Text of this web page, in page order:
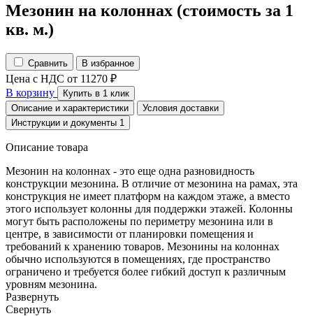
Мезонин на колоннах (стоимость за 1
кв. м.)
Сравнить В избранное
Цена с НДС от 11270 ₽
В корзину
Купить в 1 клик
Описание и характеристики
Условия доставки
Инструкции и документы 1
Описание товара
Мезонин на колоннах - это еще одна разновидность
конструкции мезонина. В отличие от мезонина на рамах, эта
конструкция не имеет платформ на каждом этаже, а вместо
этого использует колонны для поддержки этажей. Колонны
могут быть расположены по периметру мезонина или в
центре, в зависимости от планировки помещения и
требований к хранению товаров. Мезонины на колоннах
обычно используются в помещениях, где пространство
ограничено и требуется более гибкий доступ к различным
уровням мезонина.
Развернуть
Cвернуть